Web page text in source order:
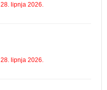
28. lipnja 2026.
28. lipnja 2026.